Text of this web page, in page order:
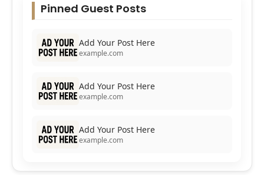
Pinned Guest Posts
Add Your Post Here
example.com
Add Your Post Here
example.com
Add Your Post Here
example.com